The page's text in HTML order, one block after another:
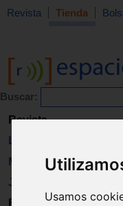
Usamos
Revista Tienda
Buscar:
Revista
Libros
Material
Juguetes
Formación